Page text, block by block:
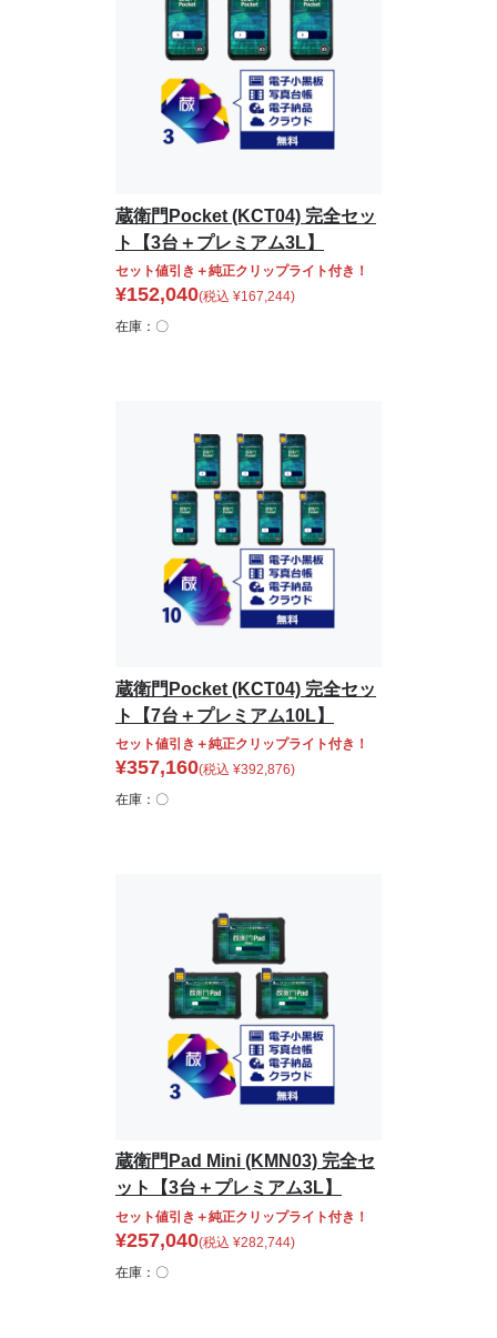
蔵衛門Pocket (KCT04) 完全セッ
ト【3台＋プレミアム3L】
セット値引き＋純正クリップライト付き！
¥152,040(税込 ¥167,244)
在庫：〇
蔵衛門Pocket (KCT04) 完全セッ
ト【7台＋プレミアム10L】
セット値引き＋純正クリップライト付き！
¥357,160(税込 ¥392,876)
在庫：〇
蔵衛門Pad Mini (KMN03) 完全セ
ット【3台＋プレミアム3L】
セット値引き＋純正クリップライト付き！
¥257,040(税込 ¥282,744)
在庫：〇